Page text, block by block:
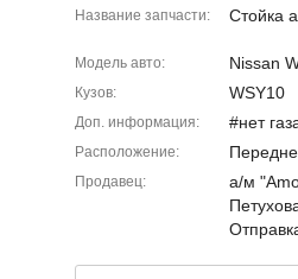
Название запчасти Стойка
Модель авто Nissan
Кузов WSY10
Доп. информация #нет
Расположение
Продавец
а/м